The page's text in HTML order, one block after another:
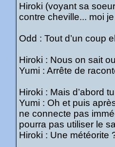
Hiroki (voyant sa
contre cheville... moi
Odd : Tout d’un coup
Hiroki : Nous on sait
Yumi : Arrête de
Hiroki : Mais d’abord
Yumi : Oh et puis
ne connecte pas
pourra pas utiliser le
Hiroki : Une météorite